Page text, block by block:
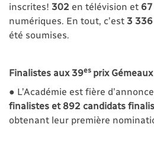
inscrites! 302 en télévision et 67
numériques. En tout, c’est 3 336
été soumises.
Finalistes aux 39es prix Gémeaux
● L’Académie est fière
finalistes et 892 candidats
obtenant leur première